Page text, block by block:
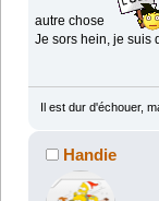
autre chose
Je sors hein, je suis
Il est dur d'échouer,
Handie